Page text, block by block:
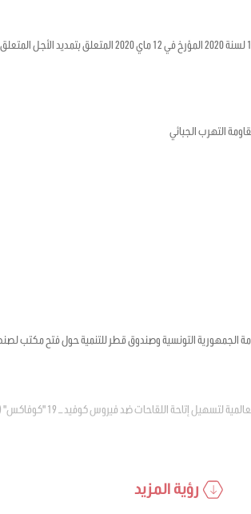
يتعلق بالمصادقة على مرسوم رئيس الحكومة عدد 18 لسنة 2020
التهرب الجبائي
الجمهورية التونسية وصندوق قطر للتنمية حول فتح مكتب
رؤية المزيد